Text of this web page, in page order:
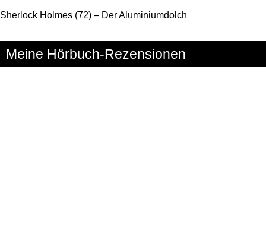
Sherlock Holmes (72) – Der Aluminiumdolch
Meine Hörbuch-Rezensionen